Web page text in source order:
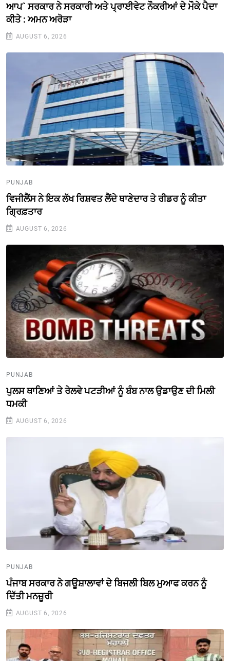
ਆਪ` ਸਰਕਾਰ ਨੇ ਸਰਕਾਰੀ ਅਤੇ ਪ੍ਰਾਈਵੇਟ ਨੌਕਰੀਆਂ ਦੇ ਮੌਕੇ ਪੈਦਾ
ਕੀਤੇ : ਅਮਨ ਅਰੋੜਾ
AUGUST 6, 2026
PUNJAB
ਵਿਜੀਲੈਂਸ ਨੇ ਇਕ ਲੱਖ ਰਿਸ਼ਵਤ ਲੈਂਦੇ ਥਾਣੇਦਾਰ ਤੇ ਰੀਡਰ ਨੂੰ ਕੀਤਾ
ਗ੍ਰਿਫ਼ਤਾਰ
AUGUST 6, 2026
PUNJAB
ਪੁਲਸ ਥਾਣਿਆਂ ਤੇ ਰੇਲਵੇ ਪਟੜੀਆਂ ਨੂੰ ਬੰਬ ਨਾਲ ਉਡਾਉਣ ਦੀ ਮਿਲੀ
ਧਮਕੀ
AUGUST 6, 2026
PUNJAB
ਪੰਜਾਬ ਸਰਕਾਰ ਨੇ ਗਊਸ਼ਾਲਾਵਾਂ ਦੇ ਬਿਜਲੀ ਬਿਲ ਮੁਆਫ ਕਰਨ ਨੂੰ
ਦਿੱਤੀ ਮਨਜ਼ੂਰੀ
AUGUST 6, 2026